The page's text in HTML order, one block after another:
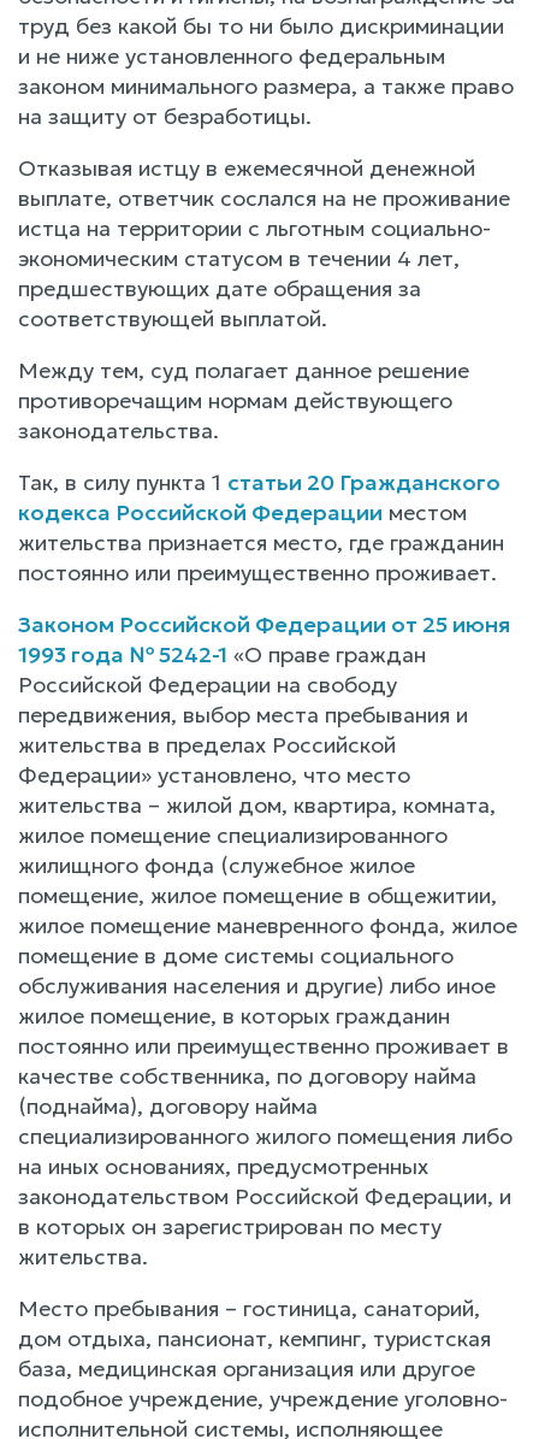
труд без какой бы то ни было дискриминации
и не ниже установленного федеральным
законом минимального размера, а также право
на защиту от безработицы.
Отказывая истцу в ежемесячной денежной
выплате, ответчик сослался на не проживание
истца на территории с льготным социально-
экономическим статусом в течении 4 лет,
предшествующих дате обращения за
соответствующей выплатой.
Между тем, суд полагает данное решение
противоречащим нормам действующего
законодательства.
Так, в силу пункта 1 статьи 20 Гражданского
кодекса Российской Федерации местом
жительства признается место, где гражданин
постоянно или преимущественно проживает.
Законом Российской Федерации от 25 июня
1993 года № 5242-1 «О праве граждан
Российской Федерации на свободу
передвижения, выбор места пребывания и
жительства в пределах Российской
Федерации» установлено, что место
жительства – жилой дом, квартира, комната,
жилое помещение специализированного
жилищного фонда (служебное жилое
помещение, жилое помещение в общежитии,
жилое помещение маневренного фонда, жилое
помещение в доме системы социального
обслуживания населения и другие) либо иное
жилое помещение, в которых гражданин
постоянно или преимущественно проживает в
качестве собственника, по договору найма
(поднайма), договору найма
специализированного жилого помещения либо
на иных основаниях, предусмотренных
законодательством Российской Федерации, и
в которых он зарегистрирован по месту
жительства.
Место пребывания – гостиница, санаторий,
дом отдыха, пансионат, кемпинг, туристская
база, медицинская организация или другое
подобное учреждение, учреждение уголовно-
исполнительной системы, исполняющее